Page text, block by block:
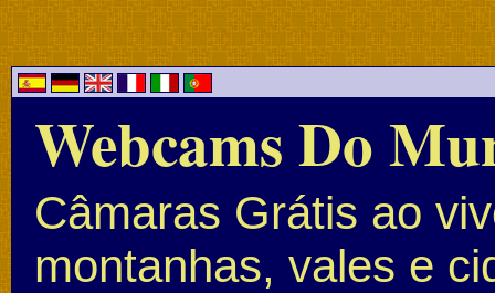
Webcams Do
Câmaras Grátis ao
montanhas, vales e